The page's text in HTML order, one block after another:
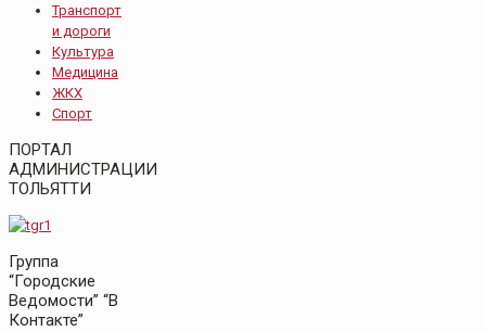
Транспорт
и дороги
Культура
Медицина
ЖКХ
Спорт
ПОРТАЛ
АДМИНИСТРАЦИИ
ТОЛЬЯТТИ
Группа
“Городские
Ведомости” “В
Контакте”